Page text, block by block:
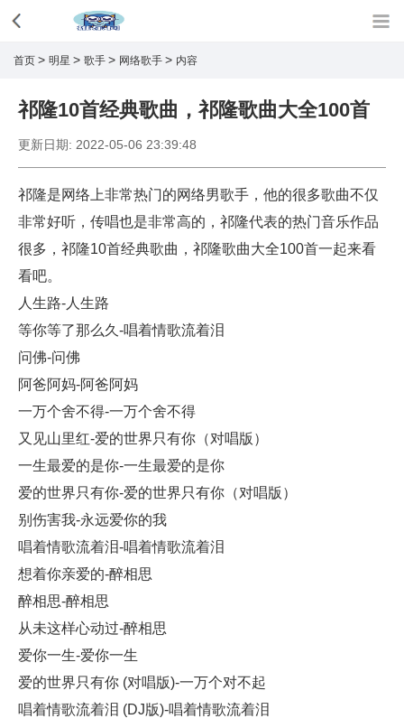
首页 > 明星 > 歌手 > 网络歌手 > 内容
祁隆10首经典歌曲，祁隆歌曲大全100首
更新日期: 2022-05-06 23:39:48
祁隆是网络上非常热门的网络男歌手，他的很多歌曲不仅
非常好听，传唱也是非常高的，祁隆代表的热门音乐作品
很多，祁隆10首经典歌曲，祁隆歌曲大全100首一起来看
看吧。
人生路-人生路
等你等了那么久-唱着情歌流着泪
问佛-问佛
阿爸阿妈-阿爸阿妈
一万个舍不得-一万个舍不得
又见山里红-爱的世界只有你（对唱版）
一生最爱的是你-一生最爱的是你
爱的世界只有你-爱的世界只有你（对唱版）
别伤害我-永远爱你的我
唱着情歌流着泪-唱着情歌流着泪
想着你亲爱的-醉相思
醉相思-醉相思
从未这样心动过-醉相思
爱你一生-爱你一生
爱的世界只有你 (对唱版)-一万个对不起
唱着情歌流着泪 (DJ版)-唱着情歌流着泪